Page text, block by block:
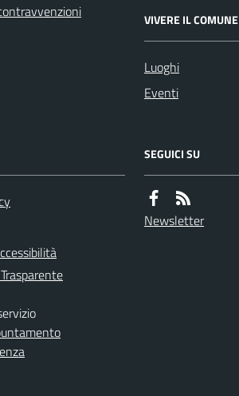
VIVERE IL COMUNE
Luoghi
Eventi
SEGUICI SU
Newsletter